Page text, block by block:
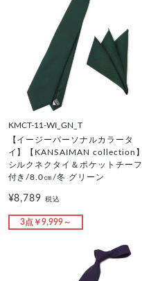
KMCT-11-WI_GN_T
【イージーパーソナルカラータ
イ】【KANSAIMAN collection】
シルクネクタイ＆ポケットチーフ
付き/8.0㎝/冬 グリーン
¥8,789税込
3点￥9,999～